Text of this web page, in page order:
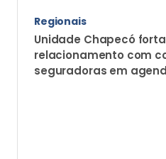
Regionais
Unidade Chapecó
relacionamento com
seguradoras em